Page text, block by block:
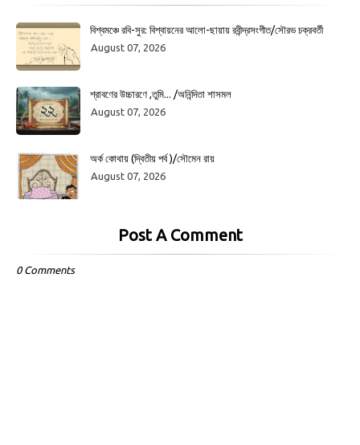
বিশ্বমঞ্চে রবি-সুর: বিশ্বায়নের আলো-ছায়ায় রবীন্দ্রসংগীত/সৌরভ চক্রবর্তী
August 07, 2026
শ্রাবণের উচ্চারণে ,তুমি... /অনিন্দিতা শাসমল
August 07, 2026
অর্ক কোথায় (দ্বিতীয় পর্ব )/সৌমেন রায়
August 07, 2026
Post A Comment
0 Comments